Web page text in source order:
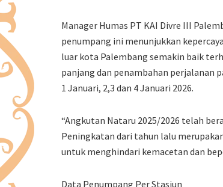
Manager Humas PT KAI Divre III
penumpang ini menunjukkan
luar kota Palembang semakin baik
panjang dan penambahan perjalanan
1 Januari, 2,3 dan 4 Januari 2026.
“Angkutan Nataru 2025/2026 telah
Peningkatan dari tahun lalu
untuk menghindari kemacetan dan
Data Penumpang Per Stasiun